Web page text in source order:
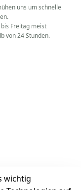
wichtig
uns um schnelle
Freitag meist
von 24 Stunden.